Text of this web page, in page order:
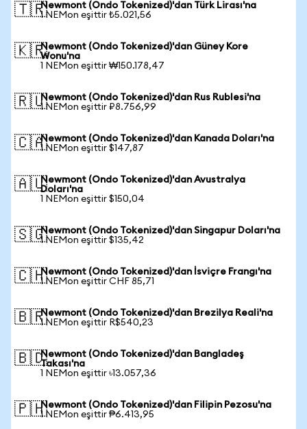
🇹🇷Newmont (Ondo Tokenized)'dan Türk Lirası'na
1 NEMon eşittir ₺5.021,56
🇰🇷Newmont (Ondo Tokenized)'dan Güney Kore
Wonu'na
1 NEMon eşittir ₩150.178,47
🇷🇺Newmont (Ondo Tokenized)'dan Rus Rublesi'na
1 NEMon eşittir ₽8.756,99
🇨🇦Newmont (Ondo Tokenized)'dan Kanada Doları'na
1 NEMon eşittir $147,87
🇦🇺Newmont (Ondo Tokenized)'dan Avustralya
Doları'na
1 NEMon eşittir $150,04
🇸🇬Newmont (Ondo Tokenized)'dan Singapur Doları'na
1 NEMon eşittir $135,42
🇨🇭Newmont (Ondo Tokenized)'dan İsviçre Frangı'na
1 NEMon eşittir CHF 85,71
🇧🇷Newmont (Ondo Tokenized)'dan Brezilya Reali'na
1 NEMon eşittir R$540,23
🇧🇩Newmont (Ondo Tokenized)'dan Bangladeş
Takası'na
1 NEMon eşittir ৳13.057,36
🇵🇭Newmont (Ondo Tokenized)'dan Filipin Pezosu'na
1 NEMon eşittir ₱6.413,95